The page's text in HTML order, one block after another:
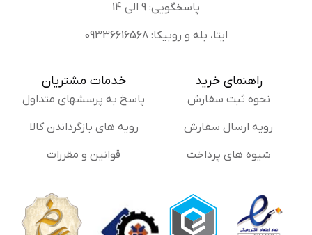
پاسخگویی: 9 الی 14
ایتا، بله و روبیکا: 09336616568
راهنمای خرید
نحوه ثبت سفارش
رویه ارسال سفارش
شیوه های پرداخت
خدمات مشتریان
پاسخ به پرسشهای متداول
رویه های بازگرداندن کالا
قوانین و مقررات